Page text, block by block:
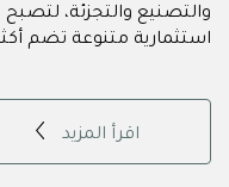
والتصنيع والتجزئة،
استثمارية متنوعة تضم أكثر من 30
اقرأ المزيد